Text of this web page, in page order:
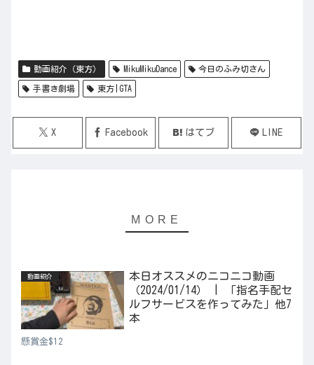
動画紹介（東方） MikuMikuDance 今日のふみ切さん
手書き劇場 東方|GTA
X Facebook はてブ LINE
動画紹介
本日オススメのニコニコ動画
（2024/01/14） | 「指名手配セ
ルフサービスを作ってみた」他7
本
懸賞金$12